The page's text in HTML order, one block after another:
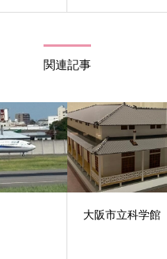
関連記事
大阪市立科学館